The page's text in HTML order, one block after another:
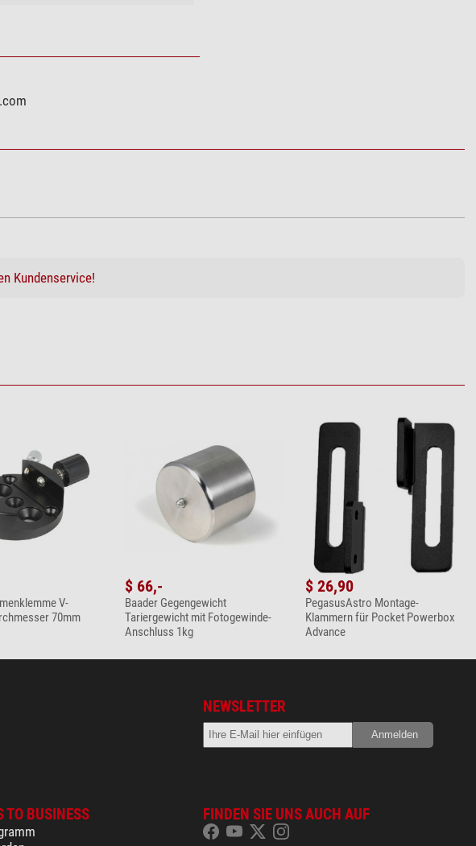
Kundenservice!
V-
70mm
$ 66,-
Baader Gegengewicht
Tariergewicht mit Fotogewinde-
Anschluss 1kg
$ 26,90
PegasusAstro Montage-
Klammern für Pocket Powerbox
Advance
NEWSLETTER
TO BUSINESS FINDEN SIE UNS AUCH AUF